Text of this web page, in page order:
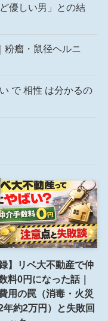
優しい男」との結
粉瘤・鼠径ヘルニ
で 相性 は分かるの
録】リベ大不動産で仲
料0円になった話｜
用の罠（消毒・火災
年約2万円）と失敗回